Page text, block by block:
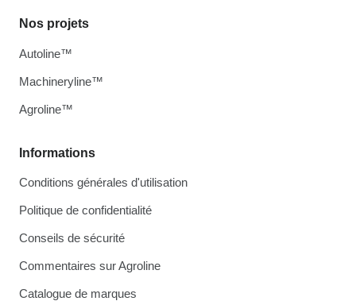
Informations
Conditions générales d'utilisation
Politique de confidentialité
Conseils de sécurité
Commentaires sur Agroline
Catalogue de marques
Nos projets
Autoline™
Machineryline™
Agroline™